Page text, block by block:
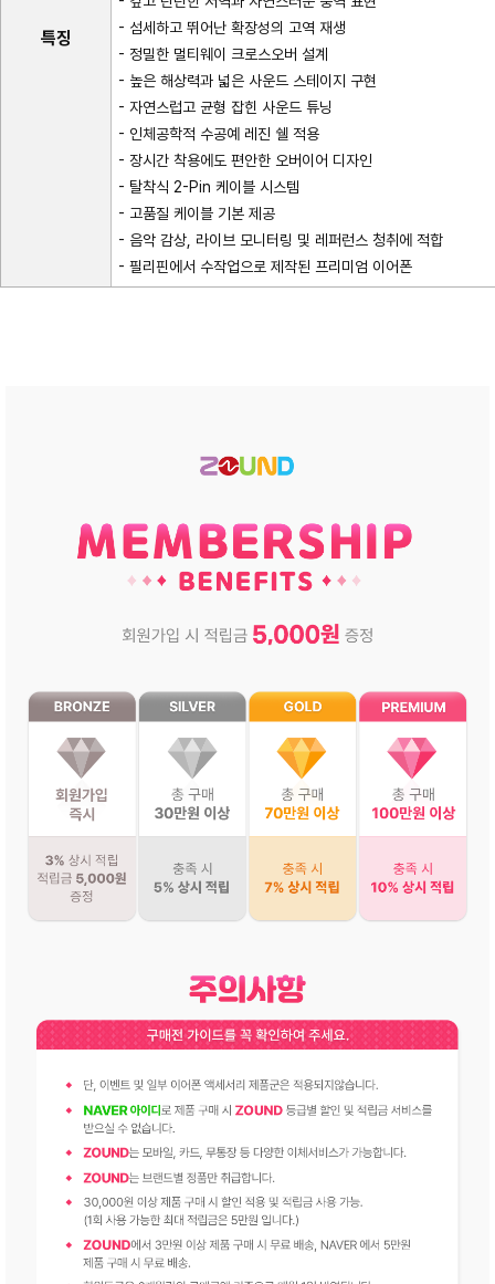
특징
- 섬세하고 뛰어난 확장성의 고역 재생
- 정밀한 멀티웨이 크로스오버 설계
- 높은 해상력과 넓은 사운드 스테이지 구현
- 자연스럽고 균형 잡힌 사운드 튜닝
- 인체공학적 수공예 레진 쉘 적용
- 장시간 착용에도 편안한 오버이어 디자인
- 탈착식 2-Pin 케이블 시스템
- 고품질 케이블 기본 제공
- 음악 감상, 라이브 모니터링 및 레퍼런스 청취에 적합
- 필리핀에서 수작업으로 제작된 프리미엄 이어폰